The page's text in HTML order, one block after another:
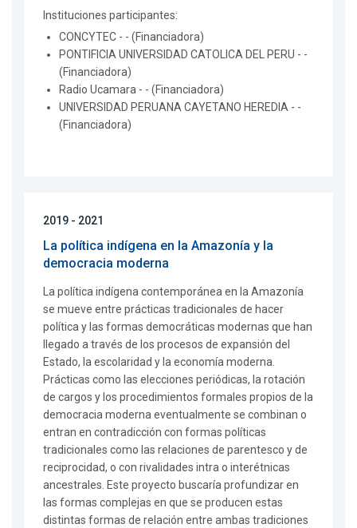
Instituciones participantes:
CONCYTEC - - (Financiadora)
PONTIFICIA UNIVERSIDAD CATOLICA DEL PERU - -
(Financiadora)
Radio Ucamara - - (Financiadora)
UNIVERSIDAD PERUANA CAYETANO HEREDIA - -
(Financiadora)
2019 - 2021
La política indígena en la Amazonía y la
democracia moderna
La política indígena contemporánea en la Amazonía
se mueve entre prácticas tradicionales de hacer
política y las formas democráticas modernas que han
llegado a través de los procesos de expansión del
Estado, la escolaridad y la economía moderna.
Prácticas como las elecciones periódicas, la rotación
de cargos y los procedimientos formales propios de la
democracia moderna eventualmente se combinan o
entran en contradicción con formas políticas
tradicionales como las relaciones de parentesco y de
reciprocidad, o con rivalidades intra o interétnicas
ancestrales. Este proyecto buscaría profundizar en
las formas complejas en que se producen estas
distintas formas de relación entre ambas tradiciones